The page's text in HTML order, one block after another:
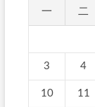
一 二
3 4
10 11